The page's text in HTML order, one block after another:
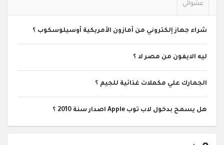
عشوائي
شراء جهاز إلكتروني من أمازون الأمريكية أوسيلوسكوب ؟
ليه الايفون من مصر لا ؟
الجمارك علي مكملات غذائية للجيم ؟
هل يسمح بدخول لاب توب Apple اصدار سنة 2010 ؟